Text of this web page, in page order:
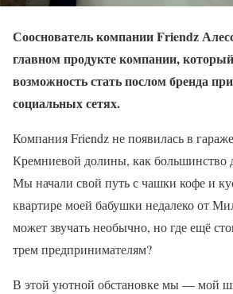
Сооснователь компании Friendz
главном продукте компании,
возможность стать послом бренда
социальных сетях.
Компания Friendz не появилась в
Кремниевой долины, как большинство
Мы начали свой путь с чашки кофе и
квартире моей бабушки недалеко от
может звучать необычно, но где ещё
трем предпринимателям?
В этой уютной обстановке мы — мой